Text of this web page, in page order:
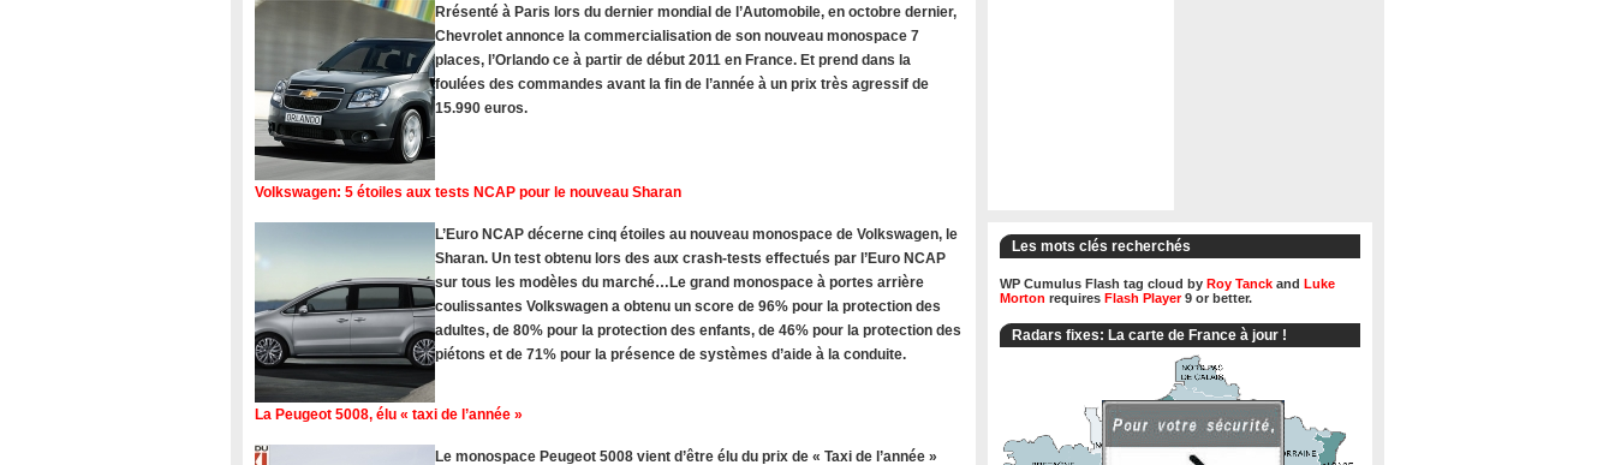
Rrésenté à Paris lors du dernier mondial de l’Automobile, en octobre dernier,
Chevrolet annonce la commercialisation de son nouveau monospace 7
places, l’Orlando ce à partir de début 2011 en France. Et prend dans la
foulées des commandes avant la fin de l’année à un prix très agressif de
15.990 euros.
Volkswagen: 5 étoiles aux tests NCAP pour le nouveau Sharan
L’Euro NCAP décerne cinq étoiles au nouveau monospace de Volkswagen, le
Sharan. Un test obtenu lors des aux crash-tests effectués par l’Euro NCAP
sur tous les modèles du marché…Le grand monospace à portes arrière
coulissantes Volkswagen a obtenu un score de 96% pour la protection des
adultes, de 80% pour la protection des enfants, de 46% pour la protection des
piétons et de 71% pour la présence de systèmes d’aide à la conduite.
La Peugeot 5008, élu « taxi de l’année »
Le monospace Peugeot 5008 vient d’être élu du prix de « Taxi de l’année »
Les mots clés recherchés
WP Cumulus Flash tag cloud by Roy Tanck and Luke
Morton requires Flash Player9 or better.
Radars fixes: La carte de France à jour !